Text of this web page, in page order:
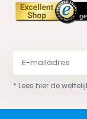
* Lees hier de